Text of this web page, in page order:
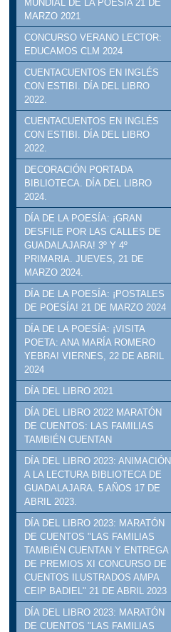
MUNDIAL DE LA POESÍA 21 DE
MARZO 2021
CONCURSO VERANO LECTOR:
EDUCAMOS CLM 2024
CUENTACUENTOS EN INGLÉS
CON ESTIBI. DÍA DEL LIBRO
2022.
CUENTACUENTOS EN INGLÉS
CON ESTIBI. DÍA DEL LIBRO
2022.
DECORACIÓN PORTADA
BIBLIOTECA. DÍA DEL LIBRO
2024.
DÍA DE LA POESÍA: ¡GRAN
DESFILE POR LAS CALLES DE
GUADALAJARA! 3º Y 4º
PRIMARIA. JUEVES, 21 DE
MARZO 2024.
DÍA DE LA POESÍA: ¡POSTALES
DE POESÍA! 21 DE MARZO 2024
DÍA DE LA POESÍA: ¡VISITA
POETA: ANA MARÍA ROMERO
YEBRA! VIERNES, 22 DE ABRIL
2024
DÍA DEL LIBRO 2021
DÍA DEL LIBRO 2022 MARATÓN
DE CUENTOS: LAS FAMILIAS
TAMBIÉN CUENTAN
DÍA DEL LIBRO 2023: ANIMACIÓN
A LA LECTURA BIBLIOTECA DE
GUADALAJARA. 5 AÑOS 17 DE
ABRIL 2023.
DÍA DEL LIBRO 2023: MARATÓN
DE CUENTOS "LAS FAMILIAS
TAMBIÉN CUENTAN Y ENTREGA
DE PREMIOS XI CONCURSO DE
CUENTOS ILUSTRADOS AMPA
CEIP BADIEL" 21 DE ABRIL 2023
DÍA DEL LIBRO 2023: MARATÓN
DE CUENTOS "LAS FAMILIAS